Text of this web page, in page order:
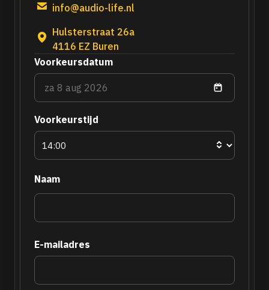
info@audio-life.nl
Hulsterstraat 26a
4116 EZ Buren
Voorkeursdatum
Voorkeurstijd
Naam
E-mailadres